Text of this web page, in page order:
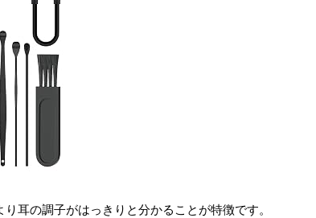
耳の調子がはっきりと分かることが特徴です。